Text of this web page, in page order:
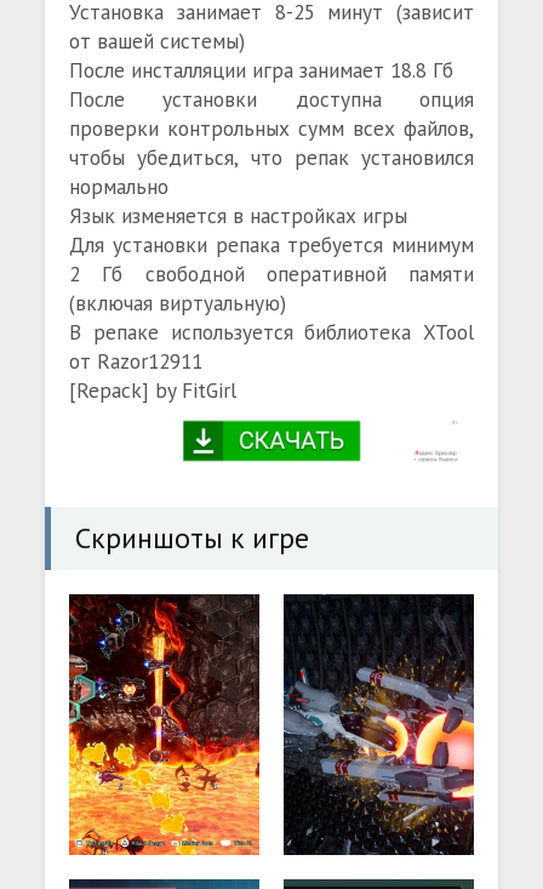
Установка занимает 8-25 минут (зависит
от вашей системы)
После инсталляции игра занимает 18.8 Гб
После установки доступна опция
проверки контрольных сумм всех файлов,
чтобы убедиться, что репак установился
нормально
Язык изменяется в настройках игры
Для установки репака требуется минимум
2 Гб свободной оперативной памяти
(включая виртуальную)
В репаке используется библиотека XTool
от Razor12911
[Repack] by FitGirl
Скриншоты к игре